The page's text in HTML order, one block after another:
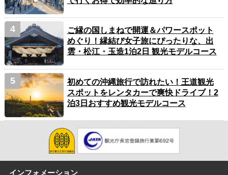
ご縁の国しまねで開運＆パワースポット
めぐり！縁結び女子旅にぴったりな、出
雲・松江・玉造1泊2日 観光モデルコース
初めての沖縄旅行で訪れたい！王道観光
スポットをレンタカーで爽快ドライブ！2
泊3日おすすめ観光モデルコース
インフォメーション